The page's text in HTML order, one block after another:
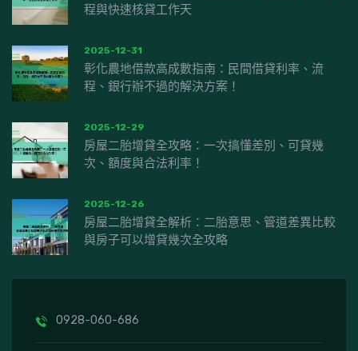
程與快速核貸工作天
2025-12-31
彰化農地借款高成數指南：民間借貸利率、流
程、銀行辦不過的解決方案！
2025-12-29
房屋二胎增貸全攻略：一次搞懂差別、可貸幾
次、額度與合法利率！
2025-12-26
房屋二胎增貸全解析：二胎意思、管道差異比較
與房子可以增貸幾次全攻略
0928-060-686